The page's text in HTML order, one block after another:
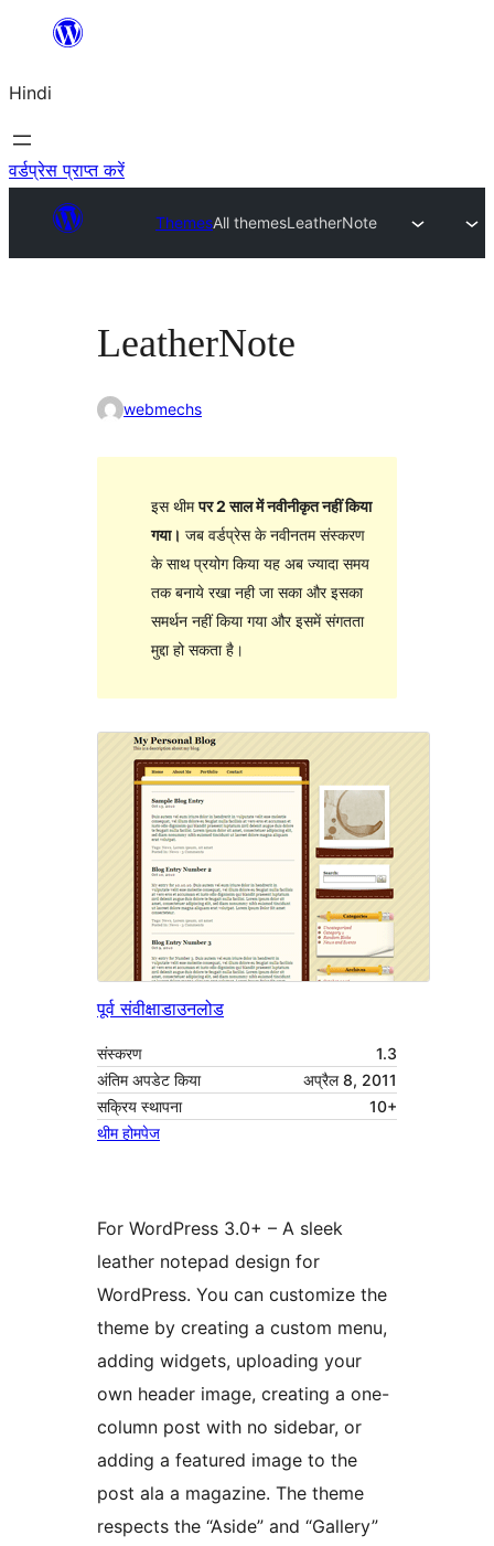
सामग्री
जाएं
Hindi
वर्डप्रेस प्राप्त करें
ThemesAll themesLeatherNote
LeatherNote
webmechs
इस थीमपर 2 साल में नवीनीकृत नहीं किया
गया। जब वर्डप्रेस के नवीनतम संस्करण
के साथ प्रयोग किया यह अब ज्यादा समय
तक बनाये रखा नही जा सका और इसका
समर्थन नहीं किया गया और इसमें संगतता
मुद्दा हो सकता है।
पूर्व संवीक्षाडाउनलोड
संस्करण
1.3
अंतिम अपडेट किया
अप्रैल 8, 2011
सक्रिय स्थापना
10+
थीम होमपेज
For WordPress 3.0+ – A sleek
leather notepad design for
WordPress. You can customize the
theme by creating a custom menu,
adding widgets, uploading your
own header image, creating a one-
column post with no sidebar, or
adding a featured image to the
post ala a magazine. The theme
respects the “Aside” and “Gallery”